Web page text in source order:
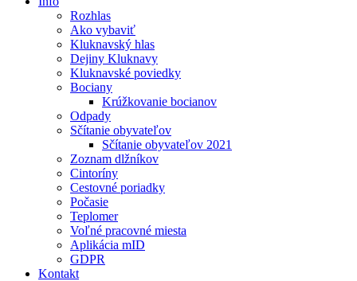
Rozhlas
Ako vybaviť
Kluknavský hlas
Dejiny Kluknavy
Kluknavské poviedky
Bociany
Krúžkovanie bocianov
Odpady
Sčítanie obyvateľov
Sčítanie obyvateľov 2021
Zoznam dlžníkov
Cintoríny
Cestovné poriadky
Počasie
Teplomer
Voľné pracovné miesta
Aplikácia mID
GDPR
Kontakt